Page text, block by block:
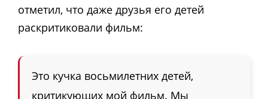
отметил, что даже друзья его детей
раскритиковали фильм:
Это кучка восьмилетних детей,
критикующих мой фильм. Мы